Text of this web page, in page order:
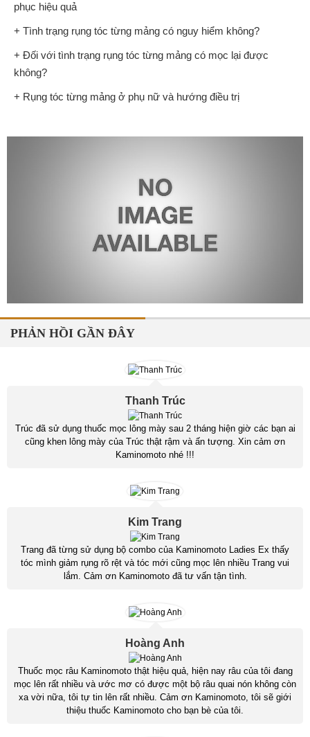
phục hiệu quả
+ Tình trạng rụng tóc từng mảng có nguy hiểm không?
+ Đối với tình trạng rụng tóc từng mảng có mọc lại được
không?
+ Rụng tóc từng mảng ở phụ nữ và hướng điều trị
PHẢN HỒI GẦN ĐÂY
Thanh Trúc
Trúc đã sử dụng thuốc mọc lông mày sau 2 tháng hiện giờ các bạn ai
cũng khen lông mày của Trúc thật rậm và ấn tượng. Xin cảm ơn
Kaminomoto nhé !!!
Kim Trang
Trang đã từng sử dụng bộ combo của Kaminomoto Ladies Ex thấy
tóc mình giảm rụng rõ rệt và tóc mới cũng mọc lên nhiều Trang vui
lắm. Cảm ơn Kaminomoto đã tư vấn tận tình.
Hoàng Anh
Thuốc mọc râu Kaminomoto thật hiệu quả, hiện nay râu của tôi đang
mọc lên rất nhiều và ước mơ có được một bộ râu quai nón không còn
xa vời nữa, tôi tự tin lên rất nhiều. Cảm ơn Kaminomoto, tôi sẽ giới
thiệu thuốc Kaminomoto cho bạn bè của tôi.